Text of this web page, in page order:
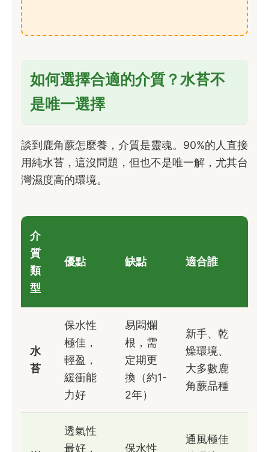
如何選擇合適的介質？水苔不
是唯一選擇
談到鹿角蕨怎麼養，介質是靈魂。90%的人直接
用純水苔，這沒問題，但也不是唯一解，尤其台
灣濕度高的環境。
介
質
類
型
優點 缺點 適合誰
水
苔
保水性
極佳，
輕盈，
緩衝能
力好
易悶爛
根，需
定期更
換（約1-
2年）
新手、乾
燥環境、
大多數鹿
角蕨品種
透氣性
最好，
保水性
通風極佳